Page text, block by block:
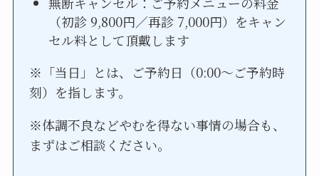
（初診 9,800円／再診 7,000円）をキャン
セル料として頂戴します
※「当日」とは、ご予約日（0:00〜ご予約時
刻）を指します。
※体調不良などやむを得ない事情の場合も、
まずはご相談ください。